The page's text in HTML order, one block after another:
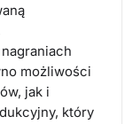
możliwości
jak i
który